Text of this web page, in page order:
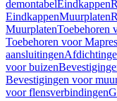
demontabelEindkappen
EindkappenMuurplaten
MuurplatenToebehoren
Toebehoren voor
aansluitingen
voor buizen
Bevestigingen voor
voor flensverbindingen